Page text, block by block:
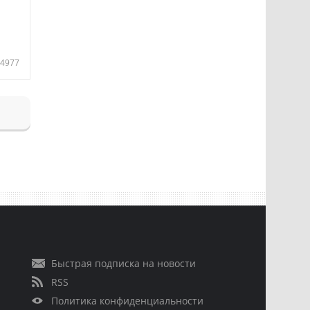
4977
Быстрая подписка на новости
RSS
Политика конфиденциальности